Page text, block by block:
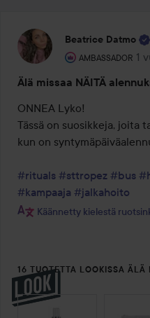
Beatrice Datmo
AMBASSADOR
Käyttäjän rooli:1
Älä missaa NÄITÄ
ONNEA Lyko!
Tässä on suosikkeja, joita
kun on
#rituals #sttropez #bus
#kampaaja #jalkahoito
Käännetty kielestä
16 TUOTETTA LOOKISSA
🥳